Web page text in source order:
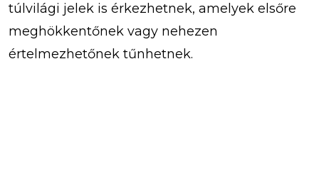
túlvilági jelek is érkezhetnek, amelyek elsőre
meghökkentőnek vagy nehezen
értelmezhetőnek tűnhetnek.